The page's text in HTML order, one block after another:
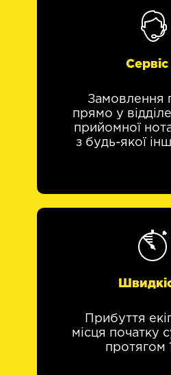
Сервіс
Замовлення
прямо у
прийомної
з будь-якої
Прибуття
місця початку
протягом